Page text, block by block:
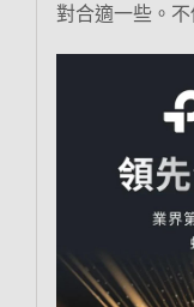
對合適一些。